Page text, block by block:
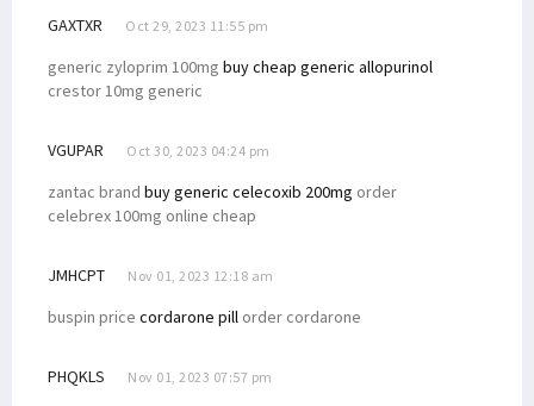
GAXTXR Oct 29, 2023 11:55 pm
generic zyloprim 100mg buy cheap generic allopurinol
crestor 10mg generic
VGUPAR Oct 30, 2023 04:24 pm
zantac brand buy generic celecoxib 200mg order
celebrex 100mg online cheap
JMHCPT Nov 01, 2023 12:18 am
buspin price cordarone pill order cordarone
PHQKLS Nov 01, 2023 07:57 pm